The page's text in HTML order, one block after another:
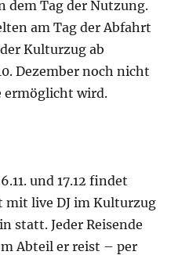
dem Tag der Nutzung.
am Tag der Abfahrt
Kulturzug ab
Dezember noch nicht
ermöglicht wird.
und 17.12 findet
mit live DJ im Kulturzug
statt. Jeder Reisende
Abteil er reist – per